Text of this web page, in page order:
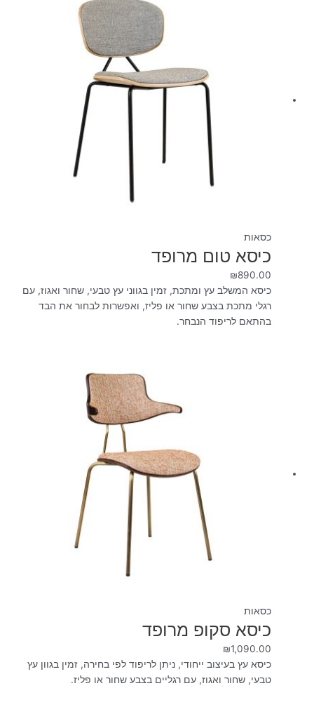
כסאות
כיסא טום מרופד
₪890.00
כיסא המשלב עץ ומתכת, זמין בגווני עץ טבעי, שחור ואגוז, עם
רגלי מתכת בצבע שחור או פליז, ואפשרות לבחור את הבד
בהתאם לריפוד הנבחר.
כסאות
כיסא סקופ מרופד
₪1,090.00
כיסא עץ בעיצוב ייחודי, ניתן לריפוד לפי בחירה, זמין בגוון עץ
טבעי, שחור ואגוז, עם רגליים בצבע שחור או פליז.